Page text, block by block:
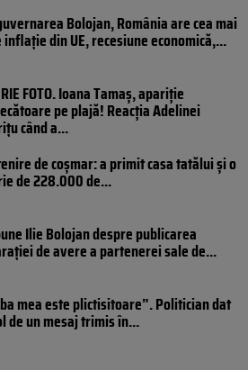
Bolojan, România are cea mai
din UE, recesiune economică,...
FOTO. Ioana Tamaş, apariție
pe plajă! Reacția Adelinei
când a...
de coșmar: a primit casa tatălui și o
de 228.000 de...
Ilie Bolojan despre publicarea
de avere a partenerei sale de...
mea este plictisitoare”. Politician dat
de un mesaj trimis în...